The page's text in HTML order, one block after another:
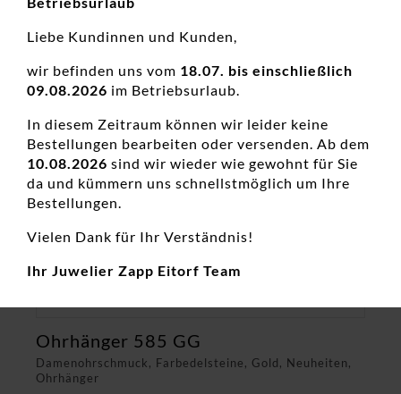
Damenohrschmuck, Farbedelsteine, Gold, Neuheiten,
Ohrhänger
Ohrhänger 585 GG
Liebe Kundinnen und Kunden,
wir befinden uns vom 18.07. bis einschließlich
09.08.2026 im Betriebsurlaub.
In diesem Zeitraum können wir leider keine
Bestellungen bearbeiten oder versenden. Ab dem
10.08.2026 sind wir wieder wie gewohnt für Sie
da und kümmern uns schnellstmöglich um Ihre
Bestellungen.
Vielen Dank für Ihr Verständnis!
Ihr Juwelier Zapp Eitorf Team